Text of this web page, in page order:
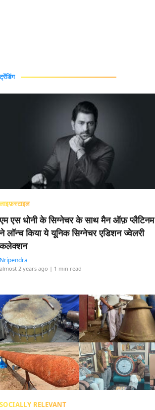
ट्रेंडिंग
लाइफ़स्टाइल
एम एस धोनी के सिग्नेचर के साथ मैन ऑफ़ प्लैटिनम
ने लॉन्च किया ये यूनिक सिग्नेचर एडिशन ज्वेलरी
कलेक्शन
Nripendra
almost 2 years ago | 1 min read
SOCIALLY RELEVANT